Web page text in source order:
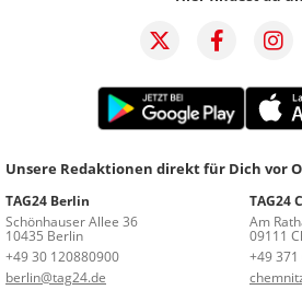
Unsere Redaktionen direkt für Dich vor
TAG24 Berlin
Schönhauser Allee 36
10435 Berlin
+49 30 120880900
berlin@tag24.de
TAG24
Am
09111
+49